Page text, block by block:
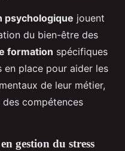
psychologique jouent
du bien-être des
formation spécifiques
en place pour aider les
de leur métier,
des compétences
gestion du stress